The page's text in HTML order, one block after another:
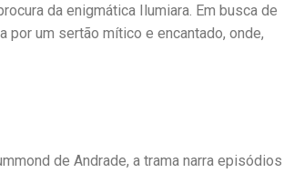
da enigmática Ilumiara. Em busca de
por um sertão mítico e encantado, onde,
de Andrade, a trama narra episódios